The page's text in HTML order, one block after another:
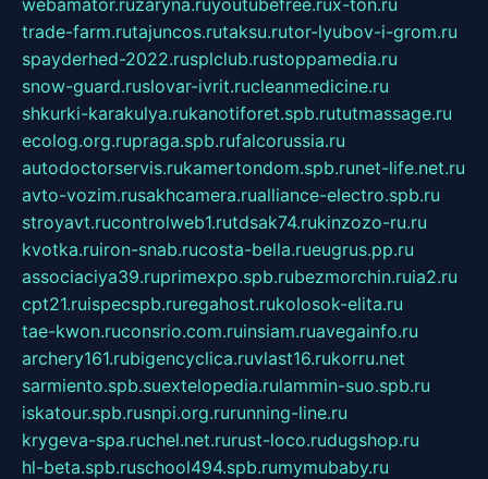
webamator.ruzaryna.ruyoutubefree.rux-ton.ru
trade-farm.rutajuncos.rutaksu.rutor-lyubov-i-grom.ru
spayderhed-2022.rusplclub.rustoppamedia.ru
snow-guard.ruslovar-ivrit.rucleanmedicine.ru
shkurki-karakulya.rukanotiforet.spb.rututmassage.ru
ecolog.org.rupraga.spb.rufalcorussia.ru
autodoctorservis.rukamertondom.spb.runet-life.net.ru
avto-vozim.rusakhcamera.rualliance-electro.spb.ru
stroyavt.rucontrolweb1.rutdsak74.rukinzozo-ru.ru
kvotka.ruiron-snab.rucosta-bella.rueugrus.pp.ru
associaciya39.ruprimexpo.spb.rubezmorchin.ruia2.ru
cpt21.ruispecspb.ruregahost.rukolosok-elita.ru
tae-kwon.ruconsrio.com.ruinsiam.ruavegainfo.ru
archery161.rubigencyclica.ruvlast16.rukorru.net
sarmiento.spb.suextelopedia.rulammin-suo.spb.ru
iskatour.spb.rusnpi.org.rurunning-line.ru
krygeva-spa.ruchel.net.rurust-loco.rudugshop.ru
hl-beta.spb.ruschool494.spb.rumymubaby.ru